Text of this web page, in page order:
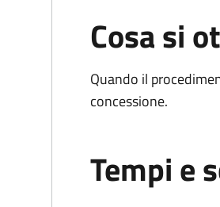
Cosa si
Quando il
concessione.
Tempi e